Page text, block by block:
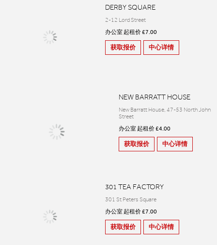
DERBY SQUARE
2-12 Lord Street
办公室 起租价 £7.00
获取报价 中心详情
NEW BARRATT HOUSE
New Barratt House, 47-53 North John
Street
办公室 起租价 £4.00
获取报价 中心详情
301 TEA FACTORY
301 St Peters Square
办公室 起租价 £7.00
获取报价 中心详情